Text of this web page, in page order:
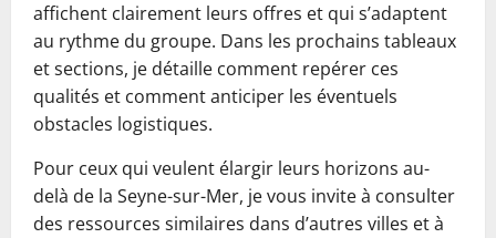
affichent clairement leurs offres et qui s’adaptent
au rythme du groupe. Dans les prochains tableaux
et sections, je détaille comment repérer ces
qualités et comment anticiper les éventuels
obstacles logistiques.
Pour ceux qui veulent élargir leurs horizons au-
delà de la Seyne-sur-Mer, je vous invite à consulter
des ressources similaires dans d’autres villes et à